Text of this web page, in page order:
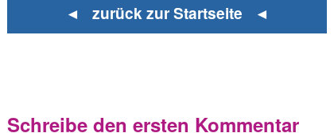
◄ zurück zur Startseite ◄
Schreibe den ersten Kommentar